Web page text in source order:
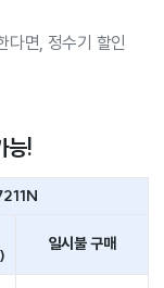
다면, 정수기 할인
능!
일시불 구매